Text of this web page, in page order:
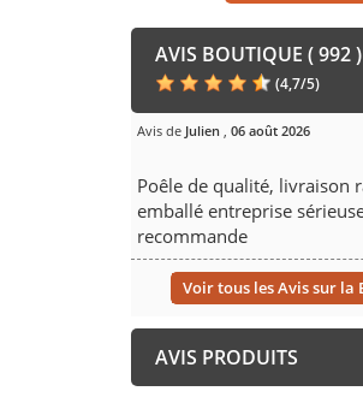
AVIS BOUTIQUE ( 992 )
(4,7/5)
Avis de Julien, 06 août 2026
Poêle de qualité, livraison
emballé entreprise
recommande
Voir tous les Avis sur la
AVIS PRODUITS